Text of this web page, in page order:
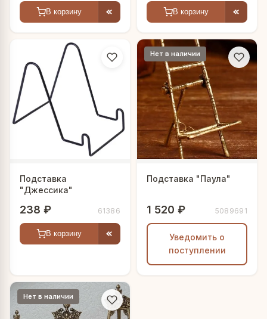
В корзину В корзину
Подставка
"Джессика"
238 ₽ 61386
В корзину
Нет в наличии
Подставка "Паула"
1 520 ₽ 5089691
Уведомить о
поступлении
Нет в наличии